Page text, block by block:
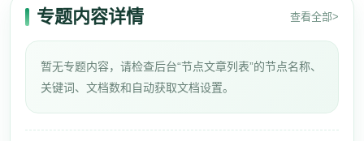
专题内容详情 查看全部>
暂无专题内容，请检查后台“节点文章列表”的节点名称、
关键词、文档数和自动获取文档设置。